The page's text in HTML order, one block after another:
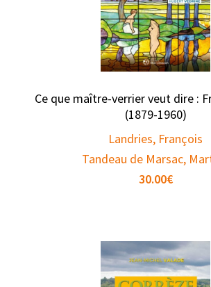
Ce que maître-verrier veut dire :
(1879-1960)
Landries, François
Tandeau de Marsac,
30.00€